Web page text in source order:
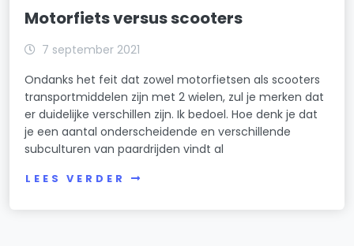
Motorfiets versus scooters
7 september 2021
Ondanks het feit dat zowel motorfietsen als scooters
transportmiddelen zijn met 2 wielen, zul je merken dat
er duidelijke verschillen zijn. Ik bedoel. Hoe denk je dat
je een aantal onderscheidende en verschillende
subculturen van paardrijden vindt al
LEES VERDER